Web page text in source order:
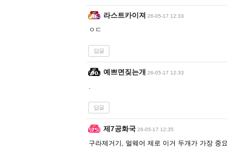
라스트카이져 26-05-17 12:33
ㅇㄷ
답글
예쁘면짖는개 26-05-17 12:33
.
답글
제7공화국 26-05-17 12:35
구라제거기, 멀웨어 제로 이거 두개가 가장 중